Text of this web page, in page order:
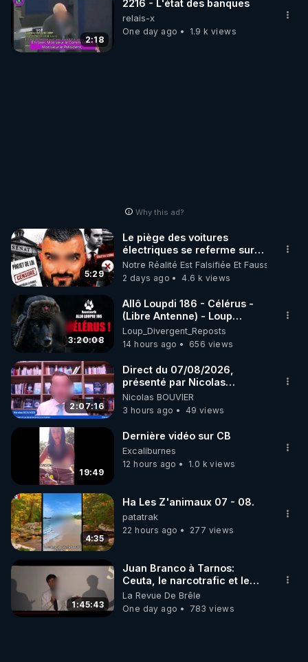
2:18
2216 - L'état des banques
relais-x
One day ago
1.9 k views
Why this ad?
5:29
Le piège des voitures
électriques se referme sur
les usagers !
Notre Réalité Est Falsifiée Et Fausse
2 days ago
4.6 k views
3:20:08
Allô Loupdi 186 - Célérus -
(Libre Antenne) - Loup
Divergent 2026.08.06
Loup_Divergent_Reposts
14 hours ago
656 views
2:07:16
Direct du 07/08/2026,
présenté par Nicolas
BOUVIER
Nicolas BOUVIER
3 hours ago
49 views
19:49
Dernière vidéo sur CB
Excaliburnes
12 hours ago
1.0 k views
4:35
Ha Les Z'animaux 07 - 08.
patatrak
22 hours ago
277 views
1:45:43
Juan Branco à Tarnos:
Ceuta, le narcotrafic et le
pouvoir en France
La Revue De Brêle
One day ago
783 views